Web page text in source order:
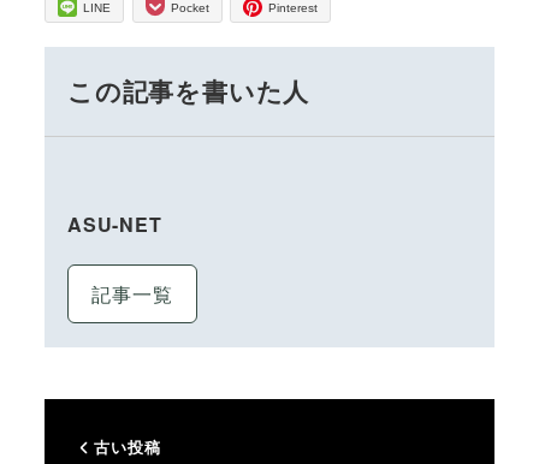
LINE Pocket Pinterest
この記事を書いた人
ASU-NET
記事一覧
古い投稿